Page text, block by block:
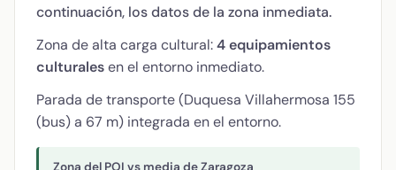
continuación, los datos de la zona inmediata.
Zona de alta carga cultural:4 equipamientos
culturalesen el entorno inmediato.
Parada de transporte (Duquesa Villahermosa 155
(bus) a 67 m) integrada en el entorno.
Zona del POI vs media de Zaragoza